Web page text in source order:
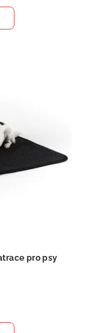
pro psy